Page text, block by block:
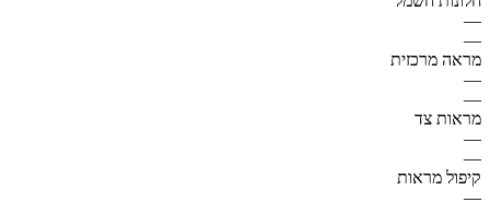
—
—
מראה מרכזית
—
—
מראות צד
—
—
קיפול מראות
—